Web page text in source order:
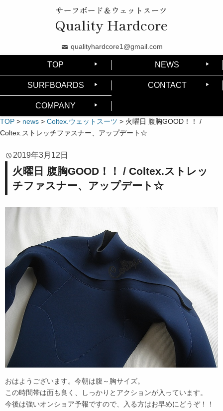
サーフボード＆ウェットスーツ
Quality Hardcore
qualityhardcore1@gmail.com
TOP NEWS
SURFBOARDS CONTACT
COMPANY
TOP > news > Coltex.ウェットスーツ > 火曜日 腹胸GOOD！！ /
Coltex.ストレッチファスナー、アップデート☆
2019年3月12日
火曜日 腹胸GOOD！！ / Coltex.ストレッ
チファスナー、アップデート☆
おはようございます。今朝は腹～胸サイズ。
この時間帯は面も良く、しっかりとアクションが入っています。
今後は強いオンショア予報ですので、入る方はお早めにどうぞ！！